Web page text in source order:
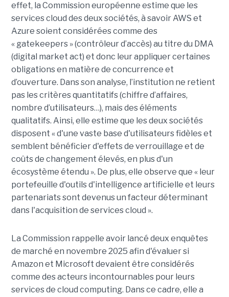
effet, la Commission européenne estime que les
services cloud des deux sociétés, à savoir AWS et
Azure soient considérées comme des
« gatekeepers » (contrôleur d’accès) au titre du DMA
(digital market act) et donc leur appliquer certaines
obligations en matière de concurrence et
d’ouverture. Dans son analyse, l’institution ne retient
pas les critères quantitatifs (chiffre d’affaires,
nombre d’utilisateurs…), mais des éléments
qualitatifs. Ainsi, elle estime que les deux sociétés
disposent « d'une vaste base d'utilisateurs fidèles et
semblent bénéficier d'effets de verrouillage et de
coûts de changement élevés, en plus d'un
écosystème étendu ». De plus, elle observe que « leur
portefeuille d'outils d'intelligence artificielle et leurs
partenariats sont devenus un facteur déterminant
dans l'acquisition de services cloud ».
La Commission rappelle avoir lancé deux enquêtes
de marché en novembre 2025 afin d'évaluer si
Amazon et Microsoft devaient être considérés
comme des acteurs incontournables pour leurs
services de cloud computing. Dans ce cadre, elle a